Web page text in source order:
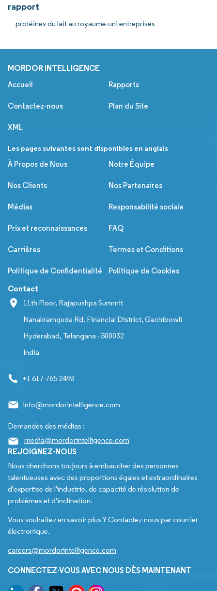
rapport
protéines du lait au royaume-uni entreprises
MORDOR INTELLIGENCE
Accueil Rapports
Contactez-nous Plan du Site
XML
Les pages suivantes sont disponibles en anglais
À Propos de Nous
Notre Équipe
Nos Clients Nos Partenaires
Médias Responsabilité sociale
Prix et reconnaissances FAQ
Carrières Termes et Conditions
Politique de Confidentialité Politique de Cookies
Contact
11th Floor, Rajapushpa Summit
Nanakramguda Rd, Financial District, Gachibowli
Hyderabad, Telangana - 500032
India
+1 617-765-2493
info@mordorintelligence.com
Demandes des médias :
media@mordorintelligence.com
REJOIGNEZ-NOUS
Nous cherchons toujours à embaucher des personnes
talentueuses avec des proportions égales et extraordinaires
d'expertise de l'industrie, de capacité de résolution de
problèmes et d'inclination.
Vous souhaitez en savoir plus ? Contactez-nous par courrier
électronique.
careers@mordorintelligence.com
CONNECTEZ-VOUS AVEC NOUS DÈS MAINTENANT